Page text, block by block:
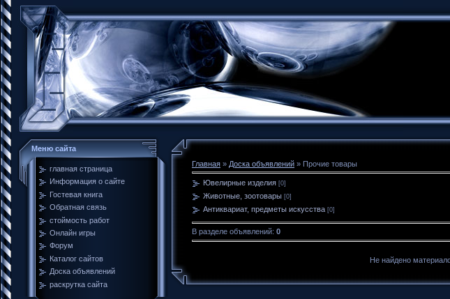
Меню сайта
главная страница
Информация о сайте
Гостевая книга
Обратная связь
стоймость работ
Онлайн игры
Форум
Каталог сайтов
Доска объявлений
раскрутка сайта
Главная » Доска объявлений » Прочие товары
Ювелирные изделия [0]
Животные, зоотовары [0]
Антиквариат, предметы искусства [0]
В разделе объявлений: 0
Не найдено